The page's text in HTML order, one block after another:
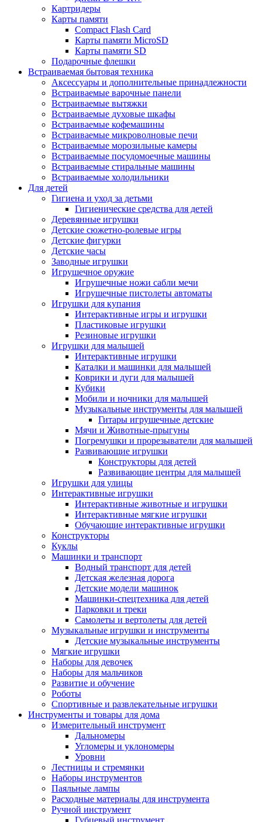
Картридеры
Карты памяти
Compact Flash Card
Карты памяти MicroSD
Карты памяти SD
Подарочные флешки
Встраиваемая бытовая техника
Аксессуары и дополнительные принадлежности
Встраиваемые варочные панели
Встраиваемые вытяжки
Встраиваемые духовые шкафы
Встраиваемые кофемашины
Встраиваемые микроволновые печи
Встраиваемые морозильные камеры
Встраиваемые посудомоечные машины
Встраиваемые стиральные машины
Встраиваемые холодильники
Для детей
Гигиена и уход за детьми
Гигиенические средства для детей
Деревянные игрушки
Детские сюжетно-ролевые игры
Детские фигурки
Детские часы
Заводные игрушки
Игрушечное оружие
Игрушечные ножи сабли мечи
Игрушечные пистолеты автоматы
Игрушки для купания
Интерактивные игры и игрушки
Пластиковые игрушки
Резиновые игрушки
Игрушки для малышей
Интерактивные игрушки
Каталки и машинки для малышей
Коврики и дуги для малышей
Кубики
Мобили и ночники для малышей
Музыкальные инструменты для малышей
Гитары игрушечные детские
Мячи и Животные-прыгуны
Погремушки и прорезыватели для малышей
Развивающие игрушки
Конструкторы для детей
Развивающие центры для малышей
Игрушки для улицы
Интерактивные игрушки
Интерактивные животные и игрушки
Интерактивные мягкие игрушки
Обучающие интерактивные игрушки
Конструкторы
Куклы
Машинки и транспорт
Водный транспорт для детей
Детская железная дорога
Детские модели машинок
Машинки-спецтехника для детей
Парковки и треки
Самолеты и вертолеты для детей
Музыкальные игрушки и инструменты
Детские музыкальные инструменты
Мягкие игрушки
Наборы для девочек
Наборы для мальчиков
Развитие и обучение
Роботы
Спортивные и развлекательные игрушки
Инструменты и товары для дома
Измерительный инструмент
Дальномеры
Угломеры и уклономеры
Уровни
Лестницы и стремянки
Наборы инструментов
Паяльные лампы
Расходные материалы для инструмента
Ручной инструмент
Губцевый инструмент